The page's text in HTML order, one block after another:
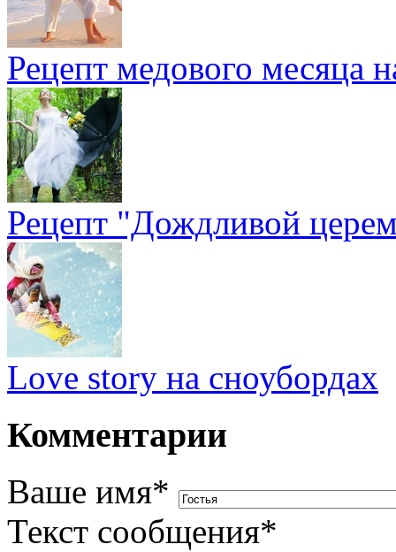
Рецепт медового месяца
Рецепт "Дождливой
Love story на сноубордах
Комментарии
Ваше имя*
Текст сообщения*